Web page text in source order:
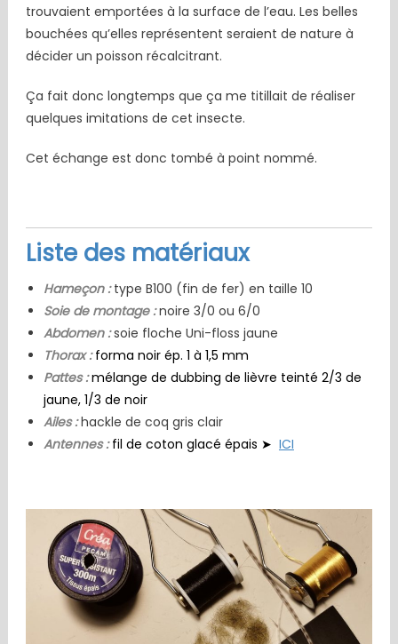
trouvaient emportées à la surface de l’eau. Les belles
bouchées qu’elles représentent seraient de nature à
décider un poisson récalcitrant.
Ça fait donc longtemps que ça me titillait de réaliser
quelques imitations de cet insecte.
Cet échange est donc tombé à point nommé.
Liste des matériaux
Hameçon :type B100 (fin de fer) en taille 10
Soie de montage :noire 3/0 ou 6/0
Abdomen :soie floche Uni-floss jaune
Thorax : forma noir ép. 1 à 1,5 mm
Pattes : mélange de dubbing de lièvre teinté 2/3 de
jaune, 1/3 de noir
Ailes :hackle de coq gris clair
Antennes : fil de coton glacé épais ➤ ICI